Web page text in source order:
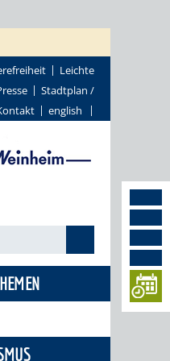
Leichte
Stadtplan /
english